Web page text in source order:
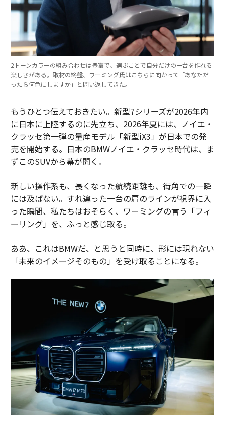
2トーンカラーの組み合わせは豊富で、選ぶことで自分だけの一台を作れる
楽しさがある。取材の終盤、ワーミング氏はこちらに向かって「あなただ
ったら何色にしますか」と問い返してきた。
もうひとつ伝えておきたい。新型7シリーズが2026年内
に日本に上陸するのに先立ち、2026年夏には、ノイエ・
クラッセ第一弾の量産モデル「新型iX3」が日本での発
売を開始する。日本のBMWノイエ・クラッセ時代は、ま
ずこのSUVから幕が開く。
新しい操作系も、長くなった航続距離も、街角での一瞬
には及ばない。すれ違った一台の肩のラインが視界に入
った瞬間、私たちはおそらく、ワーミングの言う「フィ
ーリング」を、ふっと感じ取る。
ああ、これはBMWだ、と思うと同時に、形には現れない
「未来のイメージそのもの」を受け取ることになる。